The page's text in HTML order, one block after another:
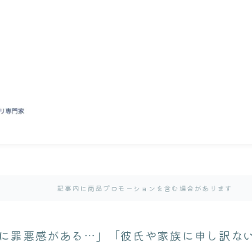
記事内に商品プロモーションを含む場合があります
罪悪感がある…」「彼氏や家族に申し訳な